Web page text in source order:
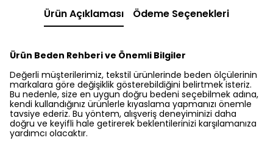
Ürün Açıklaması Ödeme Seçenekleri
Ürün Beden Rehberi ve Önemli Bilgiler
Değerli müşterilerimiz, tekstil ürünlerinde beden ölçülerinin
markalara göre değişiklik gösterebildiğini belirtmek isteriz.
Bu nedenle, size en uygun doğru bedeni seçebilmek adına,
kendi kullandığınız ürünlerle kıyaslama yapmanızı önemle
tavsiye ederiz. Bu yöntem, alışveriş deneyiminizi daha
doğru ve keyifli hale getirerek beklentilerinizi karşılamanıza
yardımcı olacaktır.